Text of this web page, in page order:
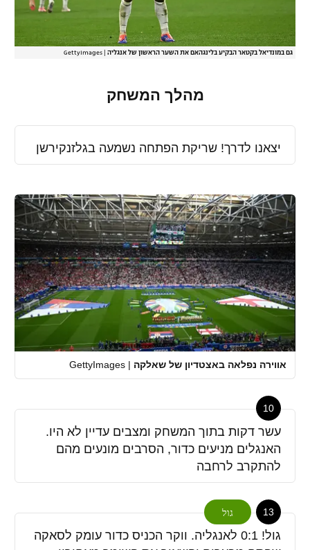
גם במונדיאל בקטאר הבקיע בלינגהאם את השער הראשון של אנגליה GettyImages
מהלך המשחק
יצאנו לדרך! שריקת הפתחה נשמעה בגלזנקירשן
אווירה נפלאה באצטדיון של שאלקה |
GettyImages
10
עשר דקות בתוך המשחק ומצבים עדיין לא היו.
האנגלים מניעים כדור, הסרבים מונעים מהם
להתקרב לרחבה
13 גול
גול! 0:1 לאנגליה. ווקר הכניס כדור עומק לסאקה